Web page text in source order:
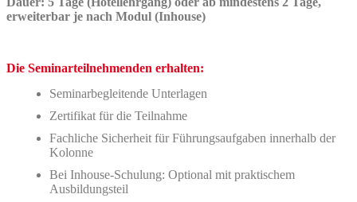
erweiterbar je nach Modul (Inhouse)
Die Seminarteilnehmenden erhalten:
Seminarbegleitende Unterlagen
Zertifikat für die Teilnahme
Fachliche Sicherheit für Führungsaufgaben innerhalb der
Kolonne
Bei Inhouse-Schulung: Optional mit praktischem
Ausbildungsteil